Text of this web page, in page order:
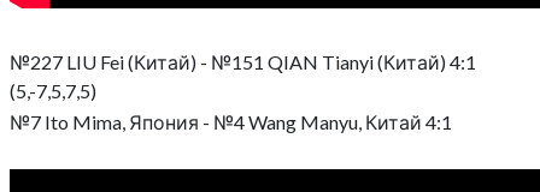
№227 LIU Fei (Китай) - №151 QIAN Tianyi (Китай) 4:1
(5,-7,5,7,5)
№7 Ito Mima, Япония - №4 Wang Manyu, Китай 4:1